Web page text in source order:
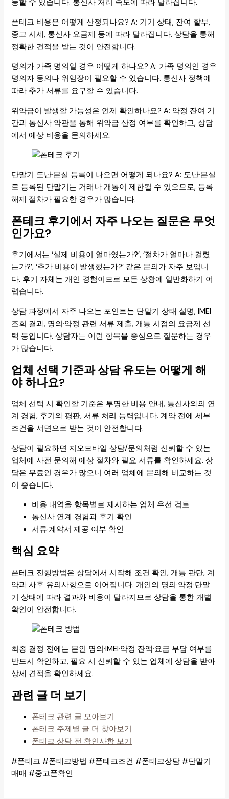
능할 수 있습니다. 통신사 처리 속도에 따라 달라집니다.
폰테크 비용은 어떻게 산정되나요? A: 기기 상태, 잔여 할부,
중고 시세, 통신사 요금제 등에 따라 달라집니다. 상담을 통해
정확한 견적을 받는 것이 안전합니다.
명의가 가족 명의일 경우 어떻게 하나요? A: 가족 명의인 경우
명의자 동의나 위임장이 필요할 수 있습니다. 통신사 정책에
따라 추가 서류를 요구할 수 있습니다.
위약금이 발생할 가능성은 언제 확인하나요? A: 약정 잔여 기
간과 통신사 약관을 통해 위약금 산정 여부를 확인하고, 상담
에서 예상 비용을 문의하세요.
단말기 도난·분실 등록이 나오면 어떻게 되나요? A: 도난·분실
로 등록된 단말기는 거래나 개통이 제한될 수 있으므로, 등록
해제 절차가 필요한 경우가 많습니다.
폰테크 후기에서 자주 나오는 질문은 무엇
인가요?
후기에서는 ‘실제 비용이 얼마였는가?’, ‘절차가 얼마나 걸렸
는가?’, ‘추가 비용이 발생했는가?’ 같은 문의가 자주 보입니
다. 후기 자체는 개인 경험이므로 모든 상황에 일반화하기 어
렵습니다.
상담 과정에서 자주 나오는 포인트는 단말기 상태 설명, IMEI
조회 결과, 명의·약정 관련 서류 제출, 개통 시점의 요금제 선
택 등입니다. 상담자는 이런 항목을 중심으로 질문하는 경우
가 많습니다.
업체 선택 기준과 상담 유도는 어떻게 해
야 하나요?
업체 선택 시 확인할 기준은 투명한 비용 안내, 통신사와의 연
계 경험, 후기와 평판, 서류 처리 능력입니다. 계약 전에 세부
조건을 서면으로 받는 것이 안전합니다.
상담이 필요하면 지오모바일 상담/문의처럼 신뢰할 수 있는
업체에 사전 문의해 예상 절차와 필요 서류를 확인하세요. 상
담은 무료인 경우가 많으니 여러 업체에 문의해 비교하는 것
이 좋습니다.
비용 내역을 항목별로 제시하는 업체 우선 검토
통신사 연계 경험과 후기 확인
서류·계약서 제공 여부 확인
핵심 요약
폰테크 진행방법은 상담에서 시작해 조건 확인, 개통 판단, 계
약과 사후 유의사항으로 이어집니다. 개인의 명의·약정·단말
기 상태에 따라 결과와 비용이 달라지므로 상담을 통한 개별
확인이 안전합니다.
최종 결정 전에는 본인 명의·IMEI·약정 잔액·요금 부담 여부를
반드시 확인하고, 필요 시 신뢰할 수 있는 업체에 상담을 받아
상세 견적을 확인하세요.
관련 글 더 보기
폰테크 관련 글 모아보기
폰테크 주제별 글 더 찾아보기
폰테크 상담 전 확인사항 보기
#폰테크 #폰테크방법 #폰테크조건 #폰테크상담 #단말기
매매 #중고폰확인